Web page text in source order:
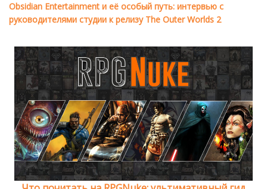
Obsidian Entertainment и её особый путь: интервью с
руководителями студии к релизу The Outer Worlds 2